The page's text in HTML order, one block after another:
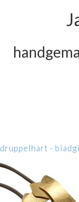
druppelhart - blad